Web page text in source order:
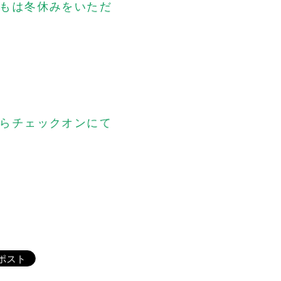
は冬休みをいただ
チェックオンにて